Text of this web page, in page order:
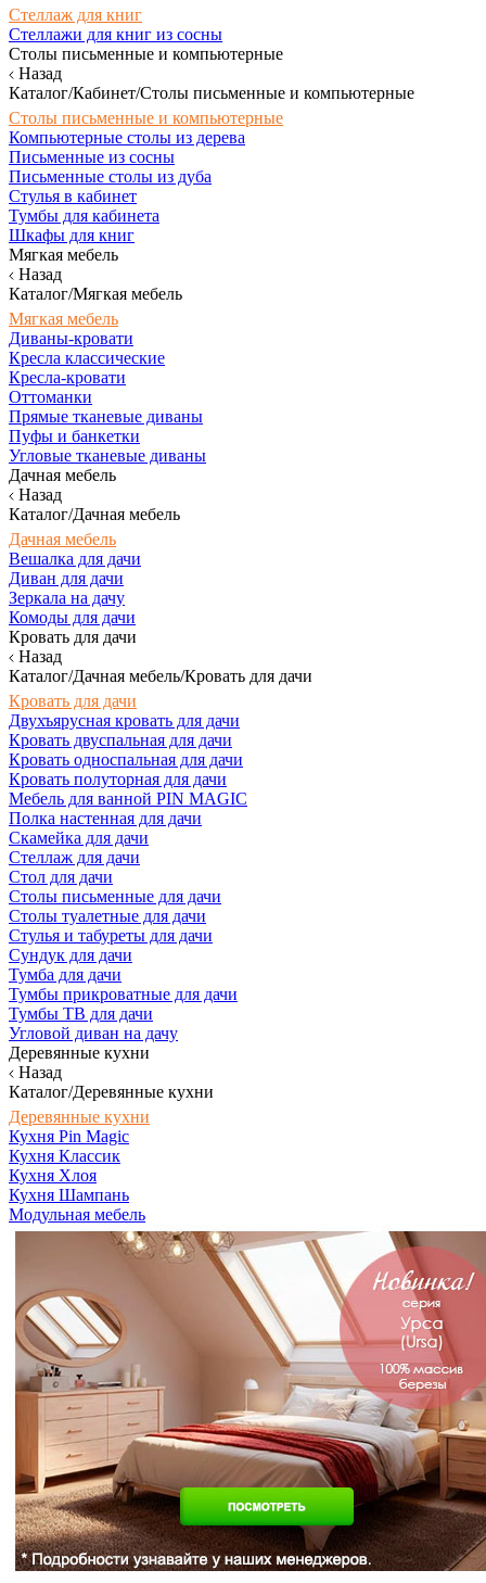
Стеллаж для книг
Стеллажи для книг из сосны
Столы письменные и компьютерные
Назад
Каталог/Кабинет/Столы письменные и компьютерные
Столы письменные и компьютерные
Компьютерные столы из дерева
Письменные из сосны
Письменные столы из дуба
Стулья в кабинет
Тумбы для кабинета
Шкафы для книг
Мягкая мебель
Назад
Каталог/Мягкая мебель
Мягкая мебель
Диваны-кровати
Кресла классические
Кресла-кровати
Оттоманки
Прямые тканевые диваны
Пуфы и банкетки
Угловые тканевые диваны
Дачная мебель
Назад
Каталог/Дачная мебель
Дачная мебель
Вешалка для дачи
Диван для дачи
Зеркала на дачу
Комоды для дачи
Кровать для дачи
Назад
Каталог/Дачная мебель/Кровать для дачи
Кровать для дачи
Двухъярусная кровать для дачи
Кровать двуспальная для дачи
Кровать односпальная для дачи
Кровать полуторная для дачи
Мебель для ванной PIN MAGIC
Полка настенная для дачи
Скамейка для дачи
Стеллаж для дачи
Стол для дачи
Столы письменные для дачи
Столы туалетные для дачи
Стулья и табуреты для дачи
Сундук для дачи
Тумба для дачи
Тумбы прикроватные для дачи
Тумбы ТВ для дачи
Угловой диван на дачу
Деревянные кухни
Назад
Каталог/Деревянные кухни
Деревянные кухни
Кухня Pin Magic
Кухня Классик
Кухня Хлоя
Кухня Шампань
Модульная мебель